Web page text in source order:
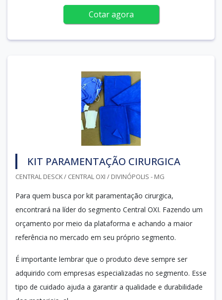
Cotar agora
KIT PARAMENTAÇÃO CIRURGICA
CENTRAL DESCK / CENTRAL OXI / DIVINÓPOLIS - MG
Para quem busca por kit paramentação cirurgica,
encontrará na líder do segmento Central OXI. Fazendo um
orçamento por meio da plataforma e achando a maior
referência no mercado em seu próprio segmento.
É importante lembrar que o produto deve sempre ser
adquirido com empresas especializadas no segmento. Esse
tipo de cuidado ajuda a garantir a qualidade e durabilidade